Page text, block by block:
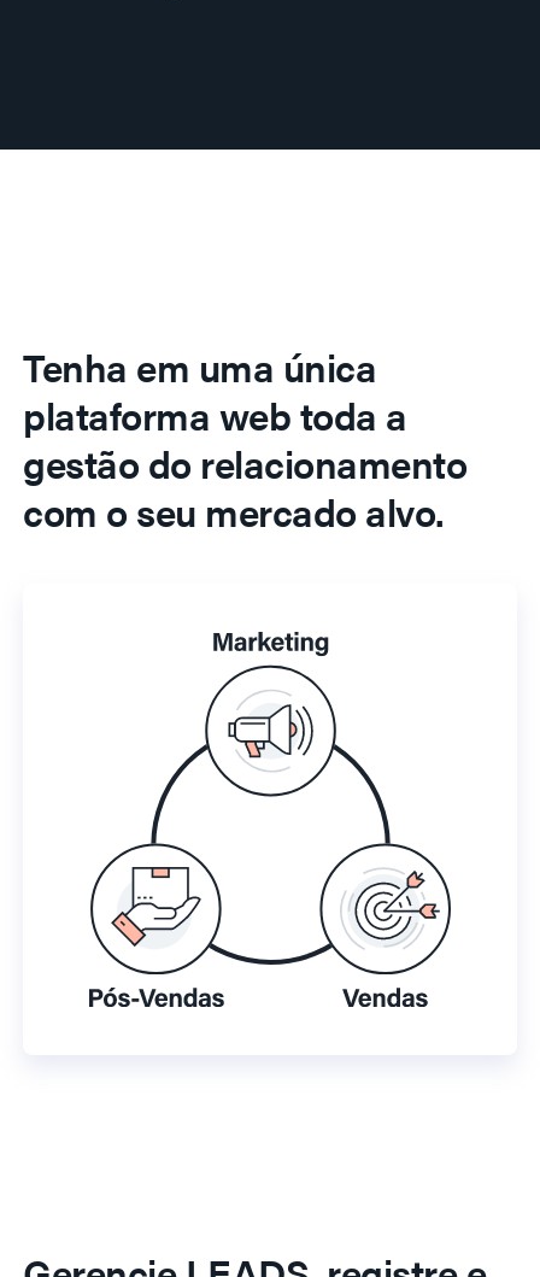
Tenha em uma única
plataforma web toda a
gestão do relacionamento
com o seu mercado alvo.